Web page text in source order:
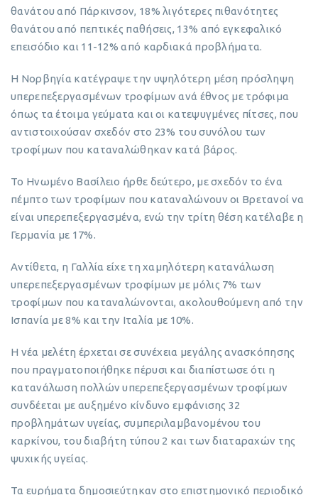
θανάτου από Πάρκινσον, 18% λιγότερες πιθανότητες
θανάτου από πεπτικές παθήσεις, 13% από εγκεφαλικό
επεισόδιο και 11-12% από καρδιακά προβλήματα.
Η Νορβηγία κατέγραψε την υψηλότερη μέση πρόσληψη
υπερεπεξεργασμένων τροφίμων ανά έθνος με τρόφιμα
όπως τα έτοιμα γεύματα και οι κατεψυγμένες πίτσες, που
αντιστοιχούσαν σχεδόν στο 23% του συνόλου των
τροφίμων που καταναλώθηκαν κατά βάρος.
Το Ηνωμένο Βασίλειο ήρθε δεύτερο, με σχεδόν το ένα
πέμπτο των τροφίμων που καταναλώνουν οι Βρετανοί να
είναι υπερεπεξεργασμένα, ενώ την τρίτη θέση κατέλαβε η
Γερμανία με 17%.
Αντίθετα, η Γαλλία είχε τη χαμηλότερη κατανάλωση
υπερεπεξεργασμένων τροφίμων με μόλις 7% των
τροφίμων που καταναλώνονται, ακολουθούμενη από την
Ισπανία με 8% και την Ιταλία με 10%.
Η νέα μελέτη έρχεται σε συνέχεια μεγάλης ανασκόπησης
που πραγματοποιήθηκε πέρυσι και διαπίστωσε ότι η
κατανάλωση πολλών υπερεπεξεργασμένων τροφίμων
συνδέεται με αυξημένο κίνδυνο εμφάνισης 32
προβλημάτων υγείας, συμπεριλαμβανομένου του
καρκίνου, του διαβήτη τύπου 2 και των διαταραχών της
ψυχικής υγείας.
Τα ευρήματα δημοσιεύτηκαν στο επιστημονικό περιοδικό